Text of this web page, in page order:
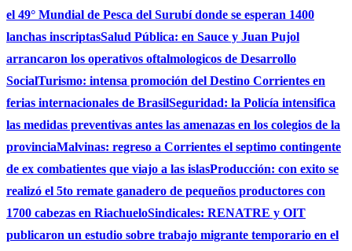
el 49° Mundial de Pesca del Surubí donde se esperan 1400
lanchas inscriptasSalud Pública: en Sauce y Juan Pujol
arrancaron los operativos oftalmologicos de Desarrollo
SocialTurismo: intensa promoción del Destino Corrientes en
ferias internacionales de BrasilSeguridad: la Policía intensifica
las medidas preventivas antes las amenazas en los colegios de la
provinciaMalvinas: regreso a Corrientes el septimo contingente
de ex combatientes que viajo a las islasProducción: con exito se
realizó el 5to remate ganadero de pequeños productores con
1700 cabezas en RiachueloSindicales: RENATRE y OIT
publicaron un estudio sobre trabajo migrante temporario en el